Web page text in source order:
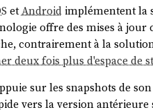
var
etAndroidimplémentent la
offre des mises à
contrairement à la
deux fois plus d'espace de
sur les snapshots de
vers la version